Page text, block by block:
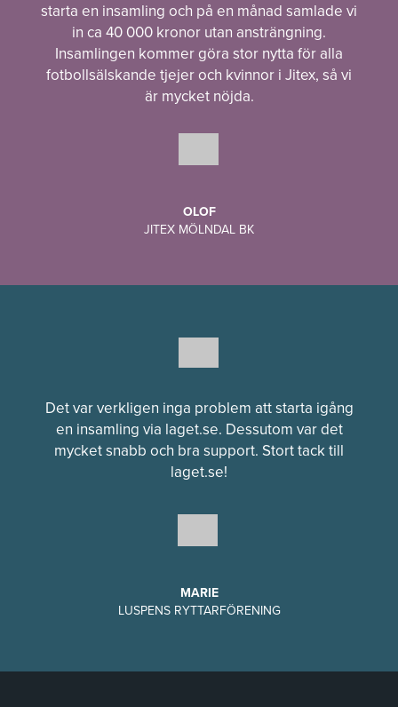
starta en insamling och på en månad samlade vi
in ca 40 000 kronor utan ansträngning.
Insamlingen kommer göra stor nytta för alla
fotbollsälskande tjejer och kvinnor i Jitex, så vi
är mycket nöjda.
OLOF
JITEX MÖLNDAL BK
Det var verkligen inga problem att starta igång
en insamling via laget.se. Dessutom var det
mycket snabb och bra support. Stort tack till
laget.se!
MARIE
LUSPENS RYTTARFÖRENING